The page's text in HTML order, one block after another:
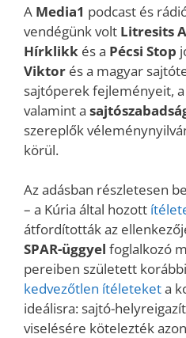
A Media1 podcast és
vendégünk volt Litresits
Hírklikk és a Pécsi Stop
Viktor és a magyar
sajtóperek fejleményeit, a
valamint a
szereplők
körül.
Az adásban részletesen
– a Kúria által hozott
átfordították az
SPAR-üggyel foglalkozó
pereiben született
kedvezőtlen ítéleteketa
ideálisra: sajtó-
viselésére kötelezték